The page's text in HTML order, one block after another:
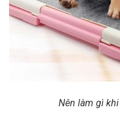
Nên làm gì